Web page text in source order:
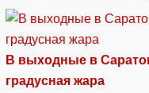
В выходные в
градусная жара